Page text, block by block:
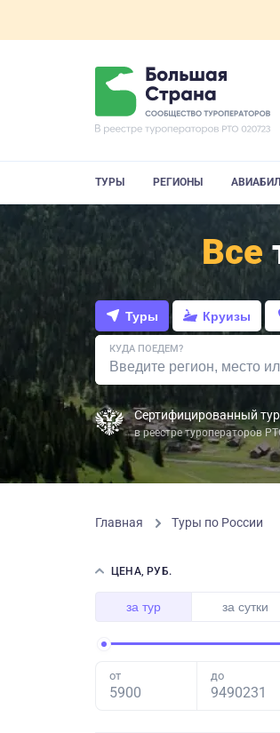
ТУРЫ РЕГИОНЫ
Все
Туры Круизы
КУДА ПОЕДЕМ?
Сертифицированный
в реестре туроператоров
Главная Туры по России
ЦЕНА, РУБ.
за тур за сутки
от до